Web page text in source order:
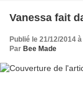
Vanessa fait
Publié le 21/12/2014
Par Bee Made